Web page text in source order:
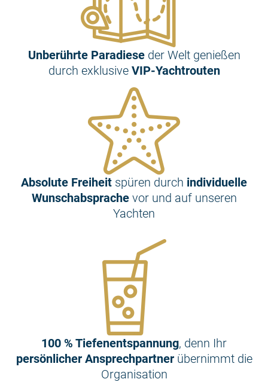
Unberührte Paradieseder Welt genießen
durch exklusive VIP-Yachtrouten
Absolute Freiheit spüren durch individuelle
Wunschabsprachevor und auf unseren
Yachten
100 % Tiefenentspannung, denn Ihr
persönlicher Ansprechpartner übernimmt die
Organisation